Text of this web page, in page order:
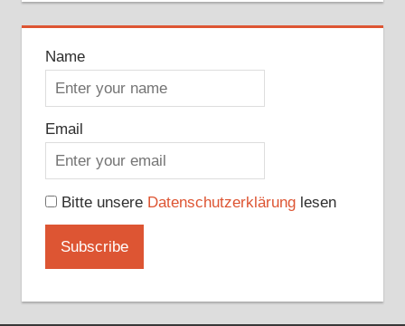
Name
Email
Bitte unsere Datenschutzerklärunglesen